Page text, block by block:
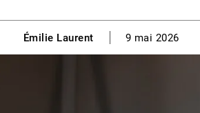
Émilie Laurent 9 mai 2026